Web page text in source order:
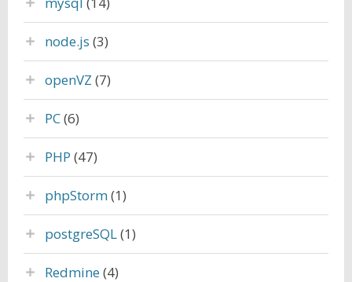
node.js (3)
openVZ (7)
PC(6)
PHP (47)
phpStorm(1)
postgreSQL(1)
Redmine(4)